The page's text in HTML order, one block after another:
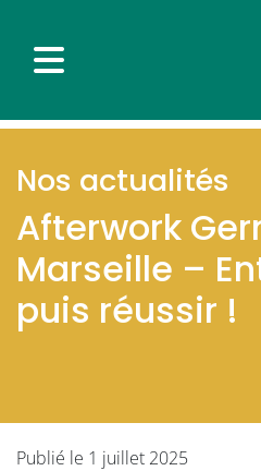
Nos actualités
Afterwork
Marseille –
puis réussir !
Publié le 1 juillet 2025